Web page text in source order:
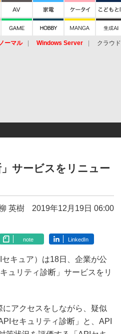
ーマル Windows Server クラウド
サービスをリニュー
英樹 2019年12月19日 06:00
note LinkedIn
キュア）は18日、企業が公
ュリティ診断」サービスをリ
アクセスをしながら、疑似
セキュリティ診断」と、API